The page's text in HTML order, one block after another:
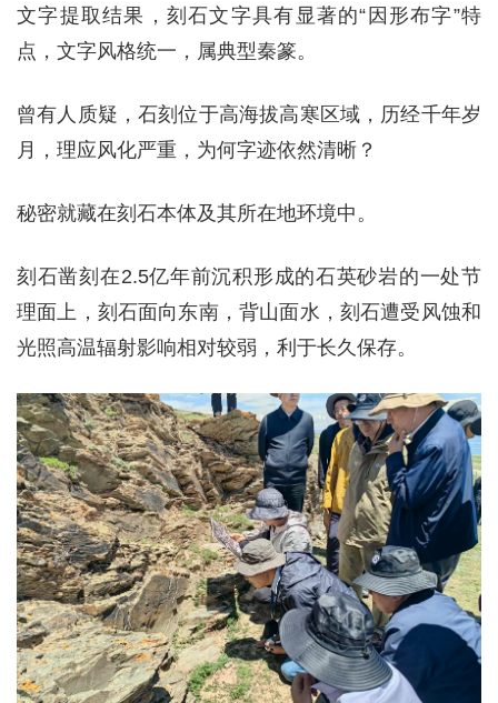
文字提取结果，刻石文字具有显著的“因形布字”特
点，文字风格统一，属典型秦篆。
曾有人质疑，石刻位于高海拔高寒区域，历经千年岁
月，理应风化严重，为何字迹依然清晰？
秘密就藏在刻石本体及其所在地环境中。
刻石凿刻在2.5亿年前沉积形成的石英砂岩的一处节
理面上，刻石面向东南，背山面水，刻石遭受风蚀和
光照高温辐射影响相对较弱，利于长久保存。